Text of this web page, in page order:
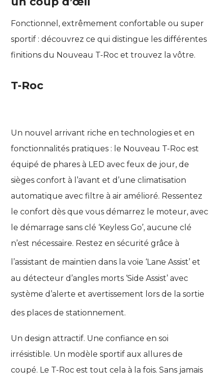
Fonctionnel, extrêmement confortable ou super
sportif : découvrez ce qui distingue les différentes
finitions du Nouveau T-Roc et trouvez la vôtre.
T-Roc
Un nouvel arrivant riche en technologies et en
fonctionnalités pratiques : le Nouveau T-Roc est
équipé de phares à LED avec feux de jour, de
sièges confort à l’avant et d’une climatisation
automatique avec filtre à air amélioré. Ressentez
le confort dès que vous démarrez le moteur, avec
le démarrage sans clé ‘Keyless Go’, aucune clé
n’est nécessaire. Restez en sécurité grâce à
l’assistant de maintien dans la voie ‘Lane Assist’ et
au détecteur d’angles morts ‘Side Assist’ avec
système d’alerte et avertissement lors de la sortie
des places de stationnement.
Un design attractif. Une confiance en soi
irrésistible. Un modèle sportif aux allures de
coupé. Le T-Roc est tout cela à la fois. Sans jamais